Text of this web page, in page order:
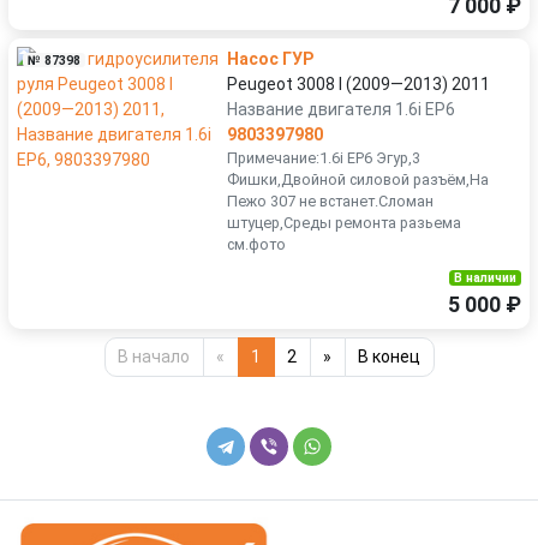
7 000 ₽
№ 87398
Насос ГУР
Peugeot 3008 I (2009—2013) 2011
Название двигателя 1.6i EP6
9803397980
Примечание:1.6i EP6 Эгур,3
Фишки,Двойной силовой разъём,На
Пежо 307 не встанет.Сломан
штуцер,Среды ремонта разьема
см.фото
В наличии
5 000 ₽
В начало « 1 2 » В конец